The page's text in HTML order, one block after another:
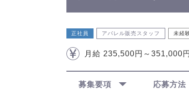
正社員 アパレル販売スタッフ 未経
月給 235,500円～351,000円
募集要項 応募方法